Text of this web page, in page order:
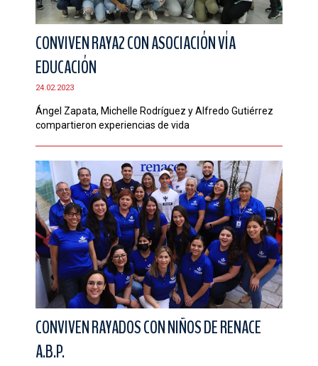
CONVIVEN RAYA2 CON ASOCIACIÓN VÍA
EDUCACIÓN
24.02.2023
Ángel Zapata, Michelle Rodríguez y Alfredo Gutiérrez
compartieron experiencias de vida
CONVIVEN RAYADOS CON NIÑOS DE RENACE
A.B.P.